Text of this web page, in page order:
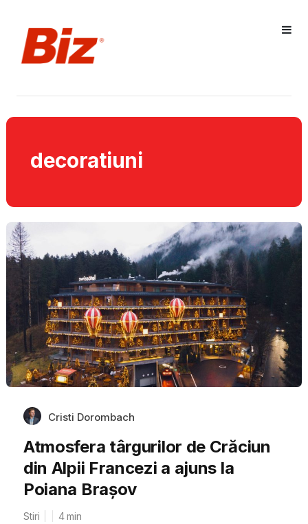
decoratiuni
Cristi Dorombach
Atmosfera târgurilor de Crăciun
din Alpii Francezi a ajuns la
Poiana Brașov
Stiri 4min